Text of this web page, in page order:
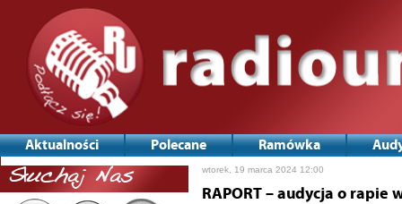
Aktualności Polecane Ramówka
Słuchaj Nas wtorek, 19 marca 2024 12:00
RAPORT – audycja o rapie